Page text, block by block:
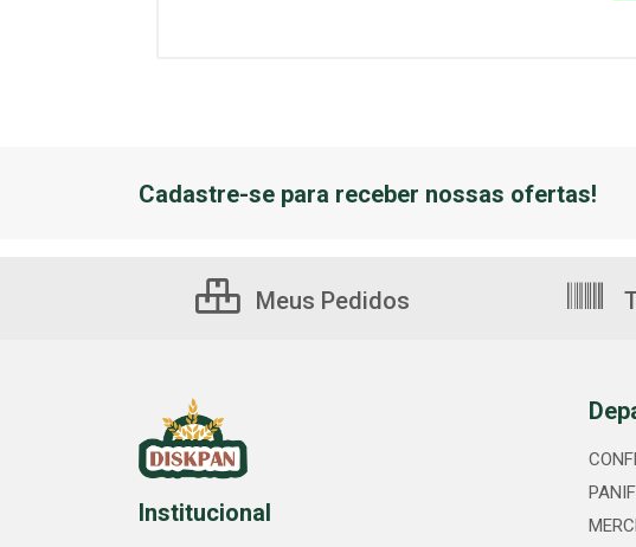
Cadastre-se para receber nossas ofertas!
Meus Pedidos
Institucional